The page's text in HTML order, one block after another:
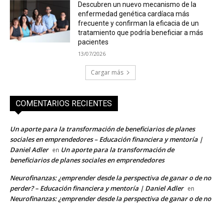
Descubren un nuevo mecanismo de la
enfermedad genética cardíaca más
frecuente y confirman la eficacia de un
tratamiento que podría beneficiar a más
pacientes
13/07/2026
Cargar más
COMENTARIOS RECIENTES
Un aporte para la transformación de beneficiarios de planes
sociales en emprendedores – Educación financiera y mentoría |
Daniel Adler en Un aporte para la transformación de
beneficiarios de planes sociales en emprendedores
Neurofinanzas: ¿emprender desde la perspectiva de ganar o de no
perder? – Educación financiera y mentoría | Daniel Adler en
Neurofinanzas: ¿emprender desde la perspectiva de ganar o de no